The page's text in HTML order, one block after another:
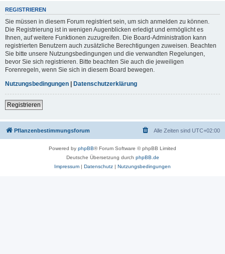
REGISTRIEREN
Sie müssen in diesem Forum registriert sein, um sich anmelden zu können.
Die Registrierung ist in wenigen Augenblicken erledigt und ermöglicht es
Ihnen, auf weitere Funktionen zuzugreifen. Die Board-Administration kann
registrierten Benutzern auch zusätzliche Berechtigungen zuweisen. Beachten
Sie bitte unsere Nutzungsbedingungen und die verwandten Regelungen,
bevor Sie sich registrieren. Bitte beachten Sie auch die jeweiligen
Forenregeln, wenn Sie sich in diesem Board bewegen.
Nutzungsbedingungen | Datenschutzerklärung
Registrieren
Pflanzenbestimmungsforum Alle Zeiten sind UTC+02:00
Powered by phpBB® Forum Software © phpBB Limited
Deutsche Übersetzung durch phpBB.de
Impressum | Datenschutz | Nutzungsbedingungen